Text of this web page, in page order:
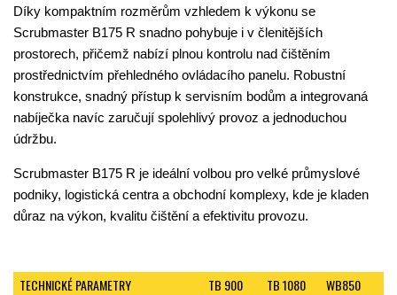
Díky kompaktním rozměrům vzhledem k výkonu se
Scrubmaster B175 R snadno pohybuje i v členitějších
prostorech, přičemž nabízí plnou kontrolu nad čištěním
prostřednictvím přehledného ovládacího panelu. Robustní
konstrukce, snadný přístup k servisním bodům a integrovaná
nabíječka navíc zaručují spolehlivý provoz a jednoduchou
údržbu.
Scrubmaster B175 R je ideální volbou pro velké průmyslové
podniky, logistická centra a obchodní komplexy, kde je kladen
důraz na výkon, kvalitu čištění a efektivitu provozu.
TECHNICKÉ PARAMETRY TB 900 TB 1080 WB850